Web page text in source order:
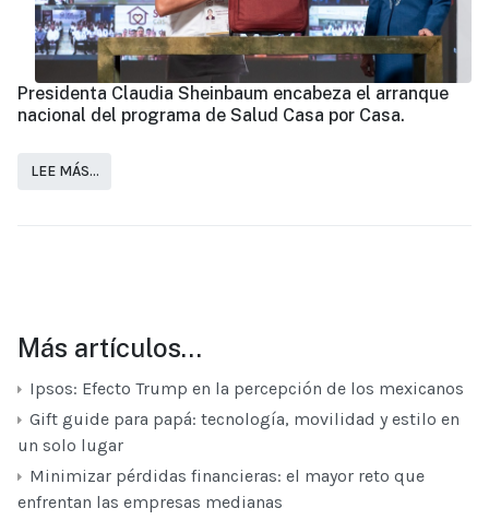
Presidenta Claudia Sheinbaum encabeza el arranque
nacional del programa de Salud Casa por Casa.
LEE MÁS…
Más artículos…
Ipsos: Efecto Trump en la percepción de los mexicanos
Gift guide para papá: tecnología, movilidad y estilo en
un solo lugar
Minimizar pérdidas financieras: el mayor reto que
enfrentan las empresas medianas